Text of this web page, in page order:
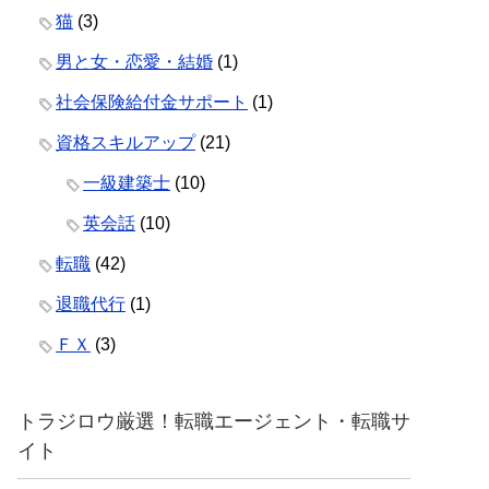
猫 (3)
男と女・恋愛・結婚 (1)
社会保険給付金サポート (1)
資格スキルアップ(21)
一級建築士 (10)
英会話 (10)
転職 (42)
退職代行 (1)
ＦＸ (3)
トラジロウ厳選！転職エージェント・転職サ
イト